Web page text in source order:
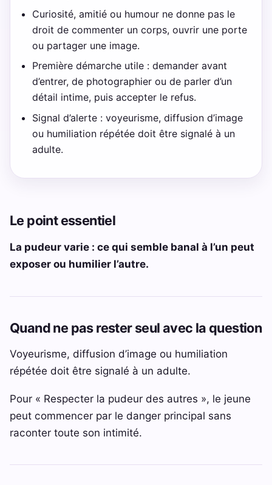
Curiosité, amitié ou humour ne donne pas le
droit de commenter un corps, ouvrir une porte
ou partager une image.
Première démarche utile : demander avant
d’entrer, de photographier ou de parler d’un
détail intime, puis accepter le refus.
Signal d’alerte : voyeurisme, diffusion d’image
ou humiliation répétée doit être signalé à un
adulte.
Le point essentiel
La pudeur varie : ce qui semble banal à l’un peut
exposer ou humilier l’autre.
Quand ne pas rester seul avec la question
Voyeurisme, diffusion d’image ou humiliation
répétée doit être signalé à un adulte.
Pour « Respecter la pudeur des autres », le jeune
peut commencer par le danger principal sans
raconter toute son intimité.